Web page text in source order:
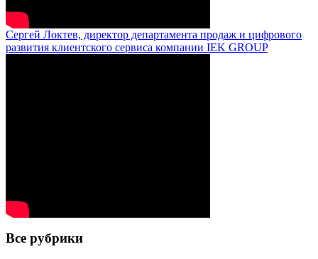
Сергей Локтев, директор департамента продаж и цифрового
развития клиентского сервиса компании IEK GROUP
Все рубрики